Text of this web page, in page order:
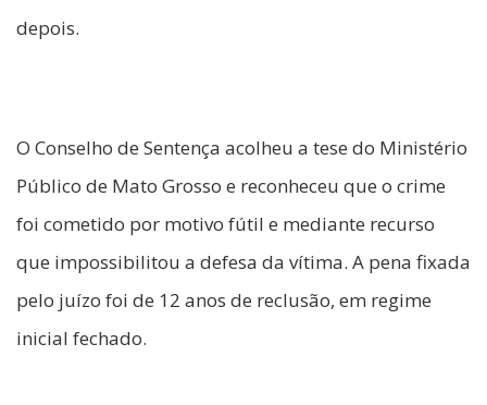
depois.
O Conselho de Sentença acolheu a tese do Ministério
Público de Mato Grosso e reconheceu que o crime
foi cometido por motivo fútil e mediante recurso
que impossibilitou a defesa da vítima. A pena fixada
pelo juízo foi de 12 anos de reclusão, em regime
inicial fechado.